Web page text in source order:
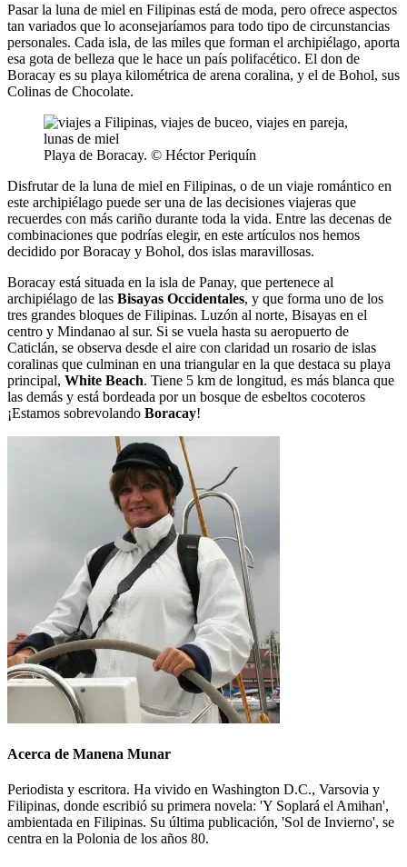
Pasar la luna de miel en Filipinas está de moda, pero ofrece aspectos
tan variados que lo aconsejaríamos para todo tipo de circunstancias
personales. Cada isla, de las miles que forman el archipiélago, aporta
esa gota de belleza que le hace un país polifacético. El don de
Boracay es su playa kilométrica de arena coralina, y el de Bohol, sus
Colinas de Chocolate.
Playa de Boracay. © Héctor Periquín
Disfrutar de la luna de miel en Filipinas, o de un viaje romántico en
este archipiélago puede ser una de las decisiones viajeras que
recuerdes con más cariño durante toda la vida. Entre las decenas de
combinaciones que podrías elegir, en este artículos nos hemos
decidido por Boracay y Bohol, dos islas maravillosas.
Boracay está situada en la isla de Panay, que pertenece al
archipiélago de las Bisayas Occidentales, y que forma uno de los
tres grandes bloques de Filipinas. Luzón al norte, Bisayas en el
centro y Mindanao al sur. Si se vuela hasta su aeropuerto de
Caticlán, se observa desde el aire con claridad un rosario de islas
coralinas que culminan en una triangular en la que destaca su playa
principal, White Beach. Tiene 5 km de longitud, es más blanca que
las demás y está bordeada por un bosque de esbeltos cocoteros
¡Estamos sobrevolando Boracay!
Acerca de Manena Munar
Periodista y escritora. Ha vivido en Washington D.C., Varsovia y
Filipinas, donde escribió su primera novela: 'Y Soplará el Amihan',
ambientada en Filipinas. Su última publicación, 'Sol de Invierno', se
centra en la Polonia de los años 80.